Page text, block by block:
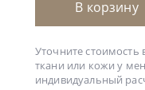
В корзину
Уточните
ткани или кожи у
индивидуальный